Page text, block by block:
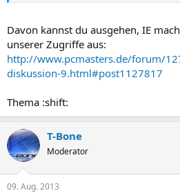
Davon kannst du ausgehen, IE
unserer Zugriffe aus:
http://www.pcmasters.de/forum/
diskussion-9.html#post1127817
Thema :shift:
T-Bone
Moderator
09. Aug. 2013